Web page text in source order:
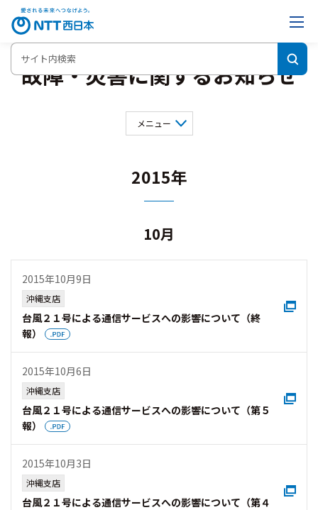
故障・災害に関するお知らせ
メニュー
2020年
2007年
2000年
2015年
10月
2015年10月9日
沖縄支店
台風２１号による通信サービスへの影響について（終
報）
2015年10月6日
沖縄支店
台風２１号による通信サービスへの影響について（第５
報）
2015年10月3日
沖縄支店
台風２１号による通信サービスへの影響について（第４